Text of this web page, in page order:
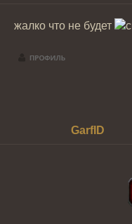
жалко что не будет
GarfID